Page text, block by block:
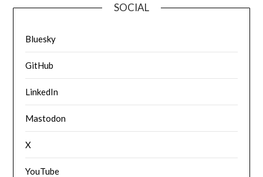
SOCIAL
Bluesky
GitHub
LinkedIn
Mastodon
X
YouTube